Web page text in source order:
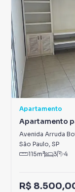
Apartamento
Apartamento
Avenida Arruda
São Paulo, SP
115m² 3 4
R$